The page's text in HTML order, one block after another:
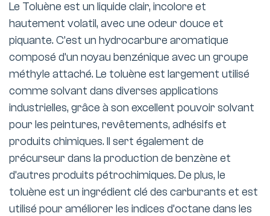
Le Toluène est un liquide clair, incolore et
hautement volatil, avec une odeur douce et
piquante. C’est un hydrocarbure aromatique
composé d’un noyau benzénique avec un groupe
méthyle attaché. Le toluène est largement utilisé
comme solvant dans diverses applications
industrielles, grâce à son excellent pouvoir solvant
pour les peintures, revêtements, adhésifs et
produits chimiques. Il sert également de
précurseur dans la production de benzène et
d’autres produits pétrochimiques. De plus, le
toluène est un ingrédient clé des carburants et est
utilisé pour améliorer les indices d’octane dans les